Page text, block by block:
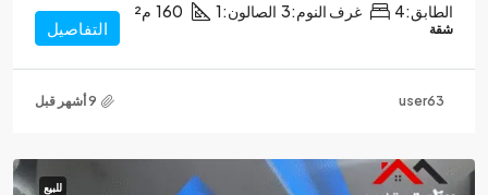
الطابق:4 غرف النوم:3 الصالون:1
160 م²
شقة التفاصيل
user63
للبيع